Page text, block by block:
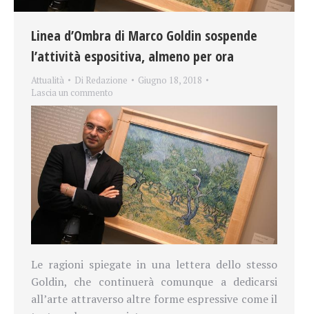
Linea d’Ombra di Marco Goldin sospende
l’attività espositiva, almeno per ora
Attualità Di Redazione
Giugno 18, 2018
Lascia un commento
Le ragioni spiegate in una lettera dello stesso
Goldin, che continuerà comunque a dedicarsi
all’arte attraverso altre forme espressive come il